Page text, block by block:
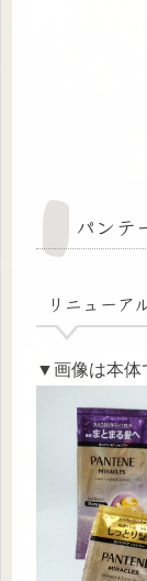
パンテ
リニューア
▼画像は本体